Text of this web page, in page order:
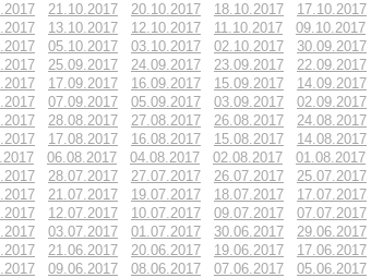
21.10.2017 20.10.2017 18.10.2017 17.10.2017
13.10.2017 12.10.2017 11.10.2017 09.10.2017
05.10.2017 03.10.2017 02.10.2017 30.09.2017
25.09.2017 24.09.2017 23.09.2017 22.09.2017
17.09.2017 16.09.2017 15.09.2017 14.09.2017
07.09.2017 05.09.2017 03.09.2017 02.09.2017
28.08.2017 27.08.2017 26.08.2017 24.08.2017
17.08.2017 16.08.2017 15.08.2017 14.08.2017
06.08.2017 04.08.2017 02.08.2017 01.08.2017
28.07.2017 27.07.2017 26.07.2017 25.07.2017
21.07.2017 19.07.2017 18.07.2017 17.07.2017
12.07.2017 10.07.2017 09.07.2017 07.07.2017
03.07.2017 01.07.2017 30.06.2017 29.06.2017
21.06.2017 20.06.2017 19.06.2017 17.06.2017
09.06.2017 08.06.2017 07.06.2017 05.06.2017